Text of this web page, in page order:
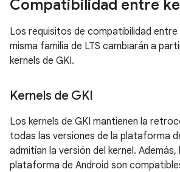
Compatibilidad entre
Los requisitos de compatibilidad entre
misma familia de LTS cambiarán a
kernels de GKI.
Kernels de GKI
Los kernels de GKI mantienen la
todas las versiones de la plataforma
admitían la versión del kernel.
plataforma de Android son